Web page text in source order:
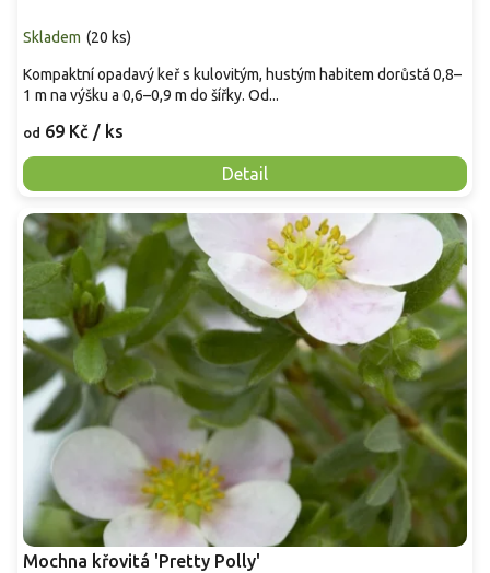
Skladem (20 ks)
od 69 Kč / ks
Detail
Kompaktní opadavý keř s kulovitým, hustým habitem dorůstá 0,8–
1 m na výšku a 0,6–0,9 m do šířky. Od...
Mochna křovitá 'Pretty Polly'